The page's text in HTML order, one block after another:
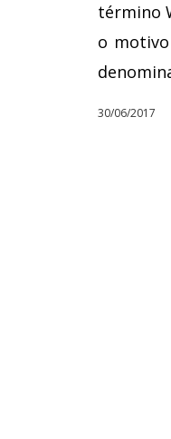
término
o
30/06/2017